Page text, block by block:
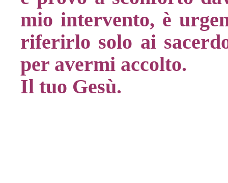
mio intervento, è
riferirlo solo ai
per avermi accolto.
Il tuo Gesù.